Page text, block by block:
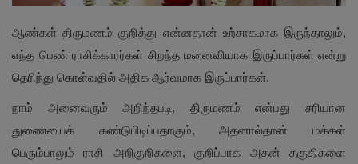
ஆண்கள் திருமணம் குறித்து என்னதான் உற்சாகமாக இருந்தாலும்,
எந்த பெண் ராசிக்காரர்கள் சிறந்த மனைவியாக இருப்பார்கள் என்று
தெரிந்து கொள்வதில் அதிக ஆர்வமாக இருப்பார்கள்.
நாம் அனைவரும் அறிந்தபடி, திருமணம் என்பது சரியான
துணையைக் கண்டுபிடிப்பதாகும், அதனால்தான் மக்கள்
பெரும்பாலும் ராசி அறிகுறிகளை, குறிப்பாக அதன் தகுதிகளை